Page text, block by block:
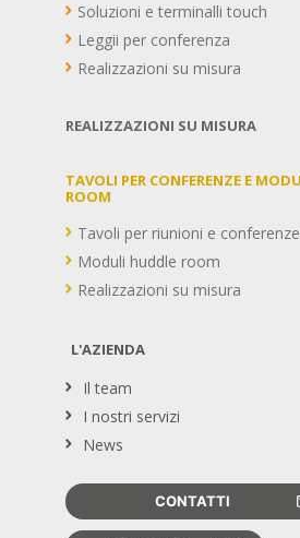
Soluzioni e terminalli touch
Leggii per conferenza
Realizzazioni su misura
REALIZZAZIONI SU MISURA
TAVOLI PER CONFERENZE E
ROOM
Tavoli per riunioni e conferenze
Moduli huddle room
Realizzazioni su misura
L'AZIENDA
Il team
I nostri servizi
News
CONTATTI